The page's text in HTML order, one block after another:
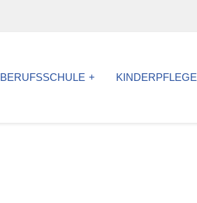
BERUFSSCHULE KINDERPFLEGE